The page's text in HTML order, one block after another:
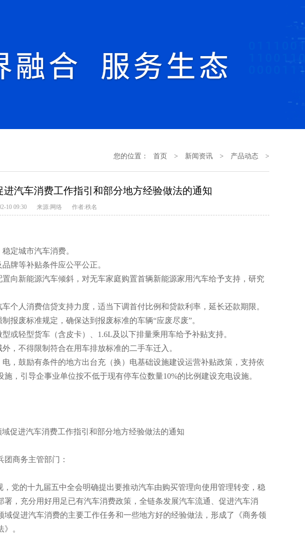
您的位置： 首页 > 新闻资讯 > 产品动态 >
汽车消费工作指引和部分地方经验做法的通知
10 09:30 来源:网络 作者:秩名
定城市汽车消费。
牌等补贴条件应公平公正。
新能源汽车倾斜，对无车家庭购置首辆新能源家用汽车给予支持，研究
人消费信贷支持力度，适当下调首付比例和贷款利率，延长还款期限。
废标准规定，确保达到报废标准的车辆“应废尽废”。
轻型货车（含皮卡）、1.6L及以下排量乘用车给予补贴支持。
不得限制符合在用车排放标准的二手车迁入。
鼓励有条件的地方出台充（换）电基础设施建设运营补贴政策，支持依
，引导企事业单位按不低于现有停车位数量10%的比例建设充电设施。
进汽车消费工作指引和部分地方经验做法的通知
商务主管部门：
的十九届五中全会明确提出要推动汽车由购买管理向使用管理转变，稳
，充分用好用足已有汽车消费政策，全链条发展汽车流通、促进汽车消
促进汽车消费的主要工作任务和一些地方好的经验做法，形成了《商务领
。